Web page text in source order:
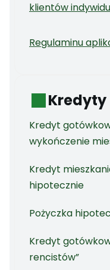
klientów
Regulaminu
Kredyty
Kredyt
wykończenie
Kredyt
hipotecznie
Pożyczka
Kredyt
rencistów”